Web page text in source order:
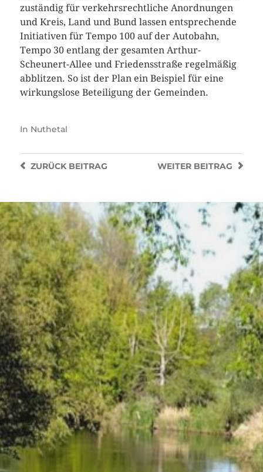
zuständig für verkehrsrechtliche Anordnungen
und Kreis, Land und Bund lassen entsprechende
Initiativen für Tempo 100 auf der Autobahn,
Tempo 30 entlang der gesamten Arthur-
Scheunert-Allee und Friedensstraße regelmäßig
abblitzen. So ist der Plan ein Beispiel für eine
wirkungslose Beteiligung der Gemeinden.
In Nuthetal
WEITER BEITRAG
ZURÜCKBEITRAG
FRÜHERE BEITRÄGE
Mai 2026
April 2026
März 2026
Februar 2026
Januar 2026
Oktober 2025
Juli 2025
März 2025
Dezember 2024